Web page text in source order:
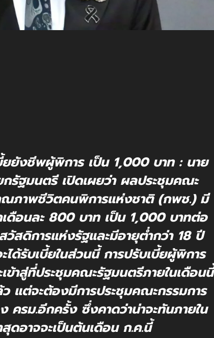
ยยังชีพผู้พิการ เป็น 1,000 บาท : นาย
ฐมนตรี เปิดเผยว่า ผลประชุมคณะ
ภาพชีวิตคนพิการแห่งชาติ (กพช.) มี
ดือนละ 800 บาท เป็น 1,000 บาทต่อ
สดิการแห่งรัฐและมีอายุต่ำกว่า 18 ปี
ได้รับเบี้ยในส่วนนี้ การปรับเบี้ยผู้พิการ
าสู่ที่ประชุมคณะรัฐมนตรีภายในเดือนนี้
แต่จะต้องมีการประชุมคณะกรรมการ
ครม.อีกครั้ง ซึ่งคาดว่าน่าจะทันภายใน
ดอาจจะเป็นต้นเดือน ก.ค.นี้